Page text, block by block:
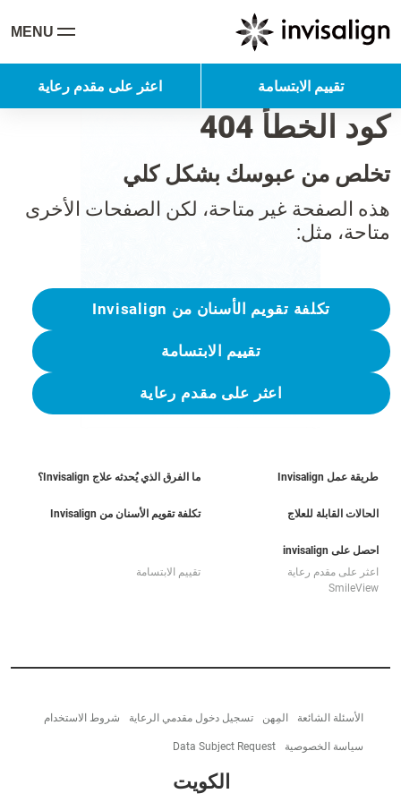
MENU
تقييم الابتسامة اعثر على مقدم رعاية
كود الخطأ 404
تخلص من عبوسك بشكل كلي
هذه الصفحة غير متاحة، لكن الصفحات الأخرى
متاحة، مثل:
تكلفة تقويم الأسنان من Invisalign
تقييم الابتسامة
اعثر على مقدم رعاية
طريقة عمل Invisalign ما الفرق الذي يُحدثه علاج Invisalign؟
الحالات القابلة للعلاج تكلفة تقويم الأسنان من Invisalign
احصل على invisalign
اعثر على مقدم رعاية
تقييم الابتسامة
SmileView
الأسئلة الشائعة المِهن تسجيل دخول مقدمي الرعاية شروط الاستخدام
سياسة الخصوصية Data Subject Request
الكويت‎